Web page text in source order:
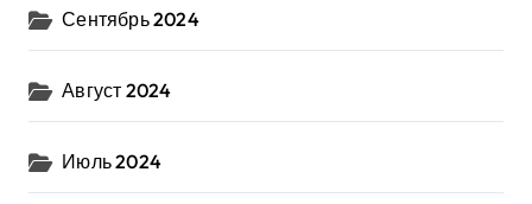
Сентябрь 2024
Август 2024
Июль 2024